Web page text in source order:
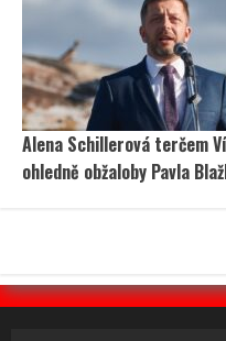
Alena Schillerová terčem
ohledně obžaloby Pavla